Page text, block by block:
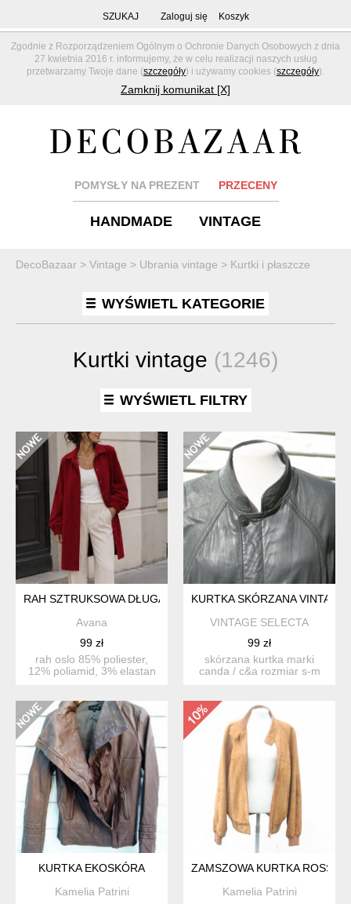
Zgodnie z Rozporządzeniem Ogólnym o Ochronie Danych Osobowych z dnia
27 kwietnia 2016 r. informujemy, że w celu realizacji naszych usług
przetwarzamy Twoje dane (szczegóły) i używamy cookies (szczegóły).
Zamknij komunikat [X]
SZUKAJ Zaloguj się Koszyk
POMYSŁY NA PREZENT PRZECENY
HANDMADE VINTAGE
DecoBazaar > Vintage > Ubrania vintage > Kurtki i płaszcze
WYŚWIETL KATEGORIE
Kurtki vintage (1246)
WYŚWIETL FILTRY
RAH SZTRUKSOWA DŁUGA KOSZULA
Avana
99 zł
rah oslo 85% poliester,
12% poliamid, 3% elastan
KURTKA SKÓRZANA VINTAGE
VINTAGE SELECTA
99 zł
skórzana kurtka marki
canda / c&a rozmiar s-m
KURTKA EKOSKÓRA
Kamelia Patrini
ZAMSZOWA KURTKA
Kamelia Patrini